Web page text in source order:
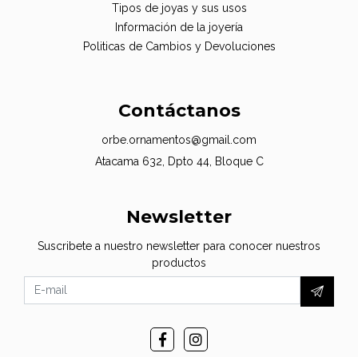
Tipos de joyas y sus usos
Información de la joyería
Politicas de Cambios y Devoluciones
Contáctanos
orbe.ornamentos@gmail.com
Atacama 632, Dpto 44, Bloque C
Newsletter
Suscribete a nuestro newsletter para conocer nuestros
productos